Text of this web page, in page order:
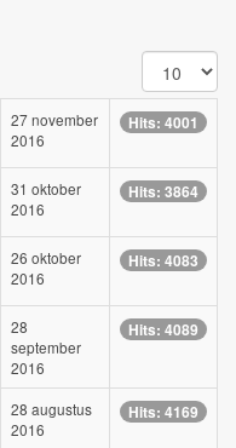
Toon
#
27 november
2016
Hits: 4001
31 oktober
2016
Hits: 3864
26 oktober
2016
Hits: 4083
28
september
2016
Hits: 4089
28 augustus
2016
Hits: 4169